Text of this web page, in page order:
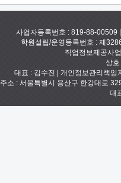
사업자등록번호 : 819-88-00509
학원설립/운영등록번호 : 제
직업정보제공사
상
대표 : 김수진 | 개인정보관리책
주소 : 서울특별시 용산구 한강대로
대